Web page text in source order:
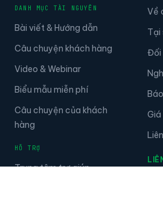
DANH MỤC TÀI NGUYÊN
Bài viết & Hướng dẫn
Câu chuyện khách hàng
Video & Webinar
Biểu mẫu miễn phí
Câu chuyện của khách
hàng
HỖ TRỢ
Trung tâm trợ giúp
Về
Tại